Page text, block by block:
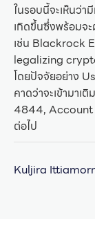
ในรอบนี้จะเห็นว่า
เกิดขึ้นซึ่งพร้อมจ
เช่น Blackrock
legalizing
โดยปัจจัยอย่าง
คาดว่าจะเข้ามาเ
4844, Account
ต่อไป
Kuljira